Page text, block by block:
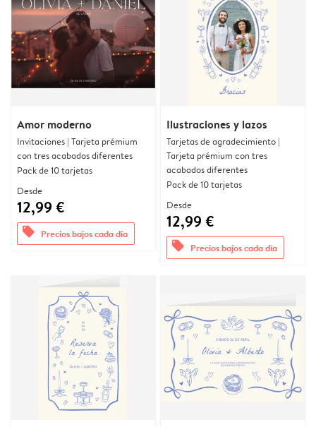
Amor moderno
Invitaciones | Tarjeta prémium
con tres acabados diferentes
Pack de 10 tarjetas
Desde
12,99 €
offers Precios bajos cada día
Ilustraciones y lazos
Tarjetas de agradecimiento |
Tarjeta prémium con tres
acabados diferentes
Pack de 10 tarjetas
Desde
12,99 €
offers Precios bajos cada día